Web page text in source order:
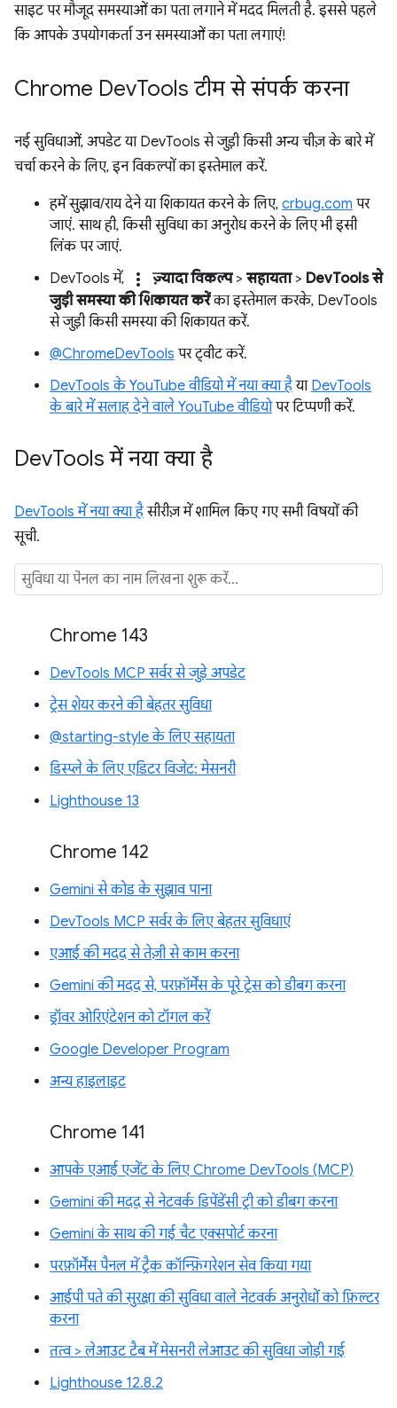
साइट पर मौजूद समस्याओं का पता लगाने में मदद मिलती है. इससे पहले
कि आपके उपयोगकर्ता उन समस्याओं का पता लगाएं!
Chrome DevTools टीम से संपर्क करना
नई सुविधाओं, अपडेट या DevTools से जुड़ी किसी अन्य चीज़ के बारे में
चर्चा करने के लिए, इन विकल्पों का इस्तेमाल करें.
हमें सुझाव/राय देने या शिकायत करने के लिए, crbug.com पर
जाएं. साथ ही, किसी सुविधा का अनुरोध करने के लिए भी इसी
लिंक पर जाएं.
DevTools में,
more_vert ज़्यादा विकल्प> सहायता> DevTools से
जुड़ी समस्या की शिकायत करेंका इस्तेमाल करके, DevTools
से जुड़ी किसी समस्या की शिकायत करें.
@ChromeDevTools पर ट्वीट करें.
DevTools के YouTube वीडियो में नया क्या हैया DevTools
के बारे में सलाह देने वाले YouTube वीडियोपर टिप्पणी करें.
DevTools में नया क्या है
DevTools में नया क्या हैसीरीज़ में शामिल किए गए सभी विषयों की
सूची.
Chrome 143
DevTools MCP सर्वर से जुड़े अपडेट
ट्रेस शेयर करने की बेहतर सुविधा
@starting-style के लिए सहायता
डिस्प्ले के लिए एडिटर विजेट: मेसनरी
Lighthouse 13
Chrome 142
Gemini से कोड के सुझाव पाना
DevTools MCP सर्वर के लिए बेहतर सुविधाएं
एआई की मदद से तेज़ी से काम करना
Gemini की मदद से, परफ़ॉर्मेंस के पूरे ट्रेस को डीबग करना
ड्रॉवर ओरिएंटेशन को टॉगल करें
Google Developer Program
अन्य हाइलाइट
Chrome 141
आपके एआई एजेंट के लिए Chrome DevTools (MCP)
Gemini की मदद से नेटवर्क डिपेंडेंसी ट्री को डीबग करना
Gemini के साथ की गई चैट एक्सपोर्ट करना
परफ़ॉर्मेंस पैनल में ट्रैक कॉन्फ़िगरेशन सेव किया गया
आईपी पते की सुरक्षा की सुविधा वाले नेटवर्क अनुरोधों को फ़िल्टर
करना
तत्व > लेआउट टैब में मेसनरी लेआउट की सुविधा जोड़ी गई
Lighthouse 12.8.2